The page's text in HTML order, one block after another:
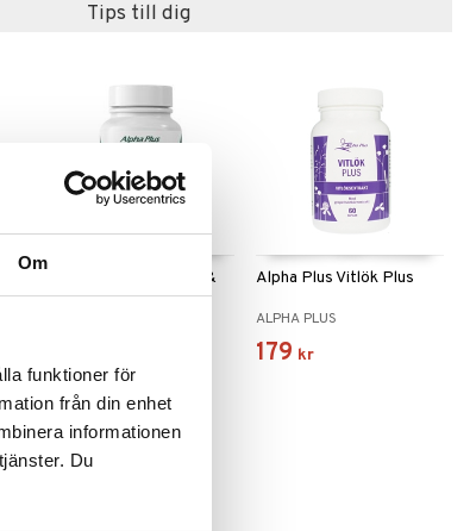
Om
funktioner för
från din enhet
informationen
Du
Tips till dig
Alpha Plus Metyl B12 &
Folat
Alpha Plus Vitlök Plus
ALPHA PLUS
179 kr